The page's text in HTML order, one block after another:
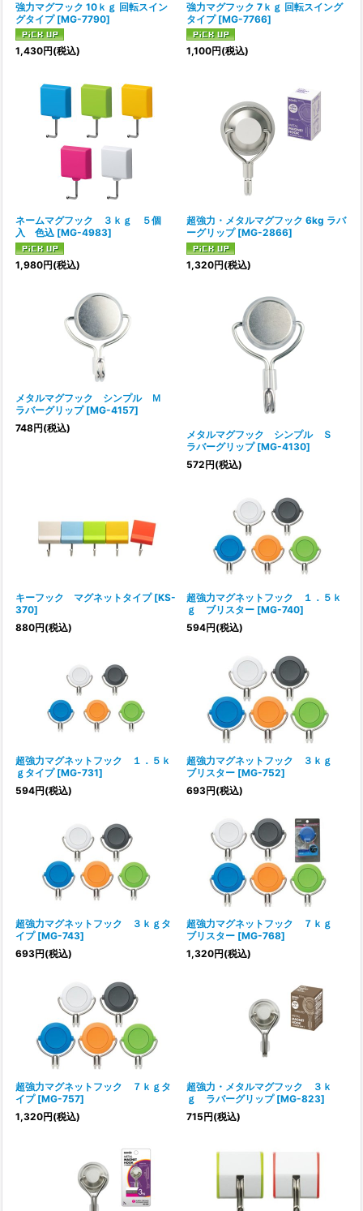
強力マグフック 10ｋｇ 回転スイン
グタイプ [MG-7790]
1,430円(税込)
強力マグフック 7ｋｇ 回転スイング
タイプ [MG-7766]
1,100円(税込)
ネームマグフック ３ｋｇ ５個
入 色込 [MG-4983]
1,980円(税込)
超強力・メタルマグフック 6kg ラバ
ーグリップ [MG-2866]
1,320円(税込)
メタルマグフック シンプル Ｍ
ラバーグリップ [MG-4157]
748円(税込)
メタルマグフック シンプル Ｓ
ラバーグリップ [MG-4130]
572円(税込)
キーフック マグネットタイプ [KS-
370]
880円(税込)
超強力マグネットフック １．５ｋ
ｇ ブリスター [MG-740]
594円(税込)
超強力マグネットフック １．５ｋ
ｇタイプ [MG-731]
594円(税込)
超強力マグネットフック ３ｋｇ
ブリスター [MG-752]
693円(税込)
超強力マグネットフック ３ｋｇタ
イプ [MG-743]
693円(税込)
超強力マグネットフック ７ｋｇ
ブリスター [MG-768]
1,320円(税込)
超強力マグネットフック ７ｋｇタ
イプ [MG-757]
1,320円(税込)
超強力・メタルマグフック ３ｋ
ｇ ラバーグリップ [MG-823]
715円(税込)